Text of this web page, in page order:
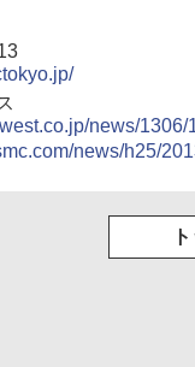
news/1306/
news/h25/